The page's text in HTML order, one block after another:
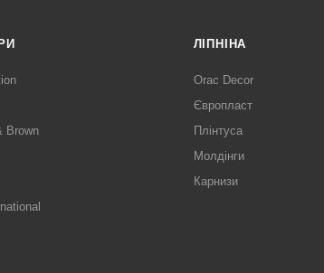
Brown
ЛІПНІНА
Orac Decor
Європласт
Плінтуса
Молдінги
Карнизи